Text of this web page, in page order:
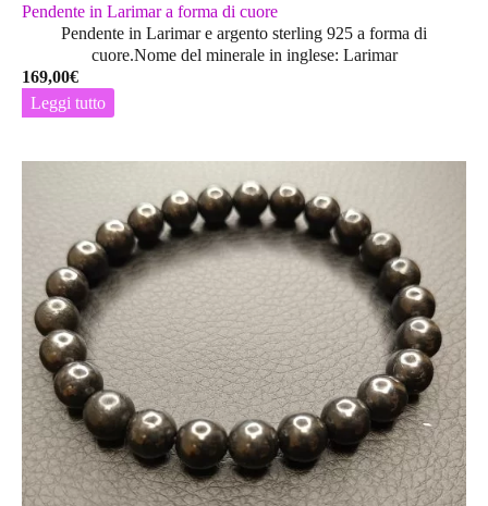
Pendente in Larimar a forma di cuore
Pendente in Larimar e argento sterling 925 a forma di
cuore.Nome del minerale in inglese: Larimar
169,00€
Leggi tutto